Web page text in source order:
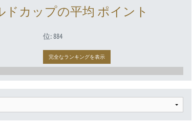
ドカップの平均 ポイント
位: 884
完全なランキングを表示